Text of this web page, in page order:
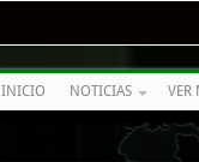
INICIO NOTICIAS VER